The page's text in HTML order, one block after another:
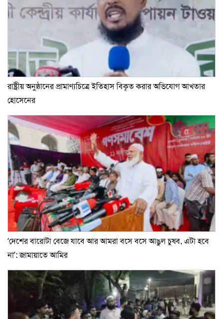
রাষ্ট্রীয় অনুষ্ঠানের প্রামাণ্যচিত্রে ইতিহাস বিকৃত করার অভিযোগ আখতার
হোসেনের
‘দেশের বারোটা বেজে যাবে আর আমরা বসে বসে আঙুল চুষব, এটা হবে
না’: জামায়াতে আমির